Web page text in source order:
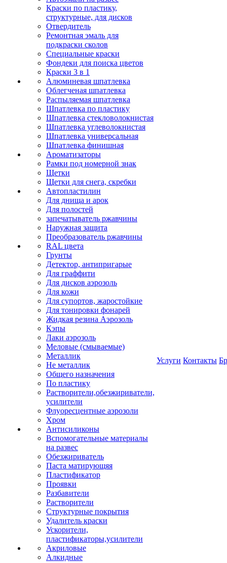
Краски по пластику,
структурные, для дисков
Отвердитель
Ремонтная эмаль для
подкраски сколов
Специальные краски
Фондеки для поиска цветов
Краски 3 в 1
Алюминевая шпатлевка
Облегченая шпатлевка
Распыляемая шпатлевка
Шпатлевка по пластику
Шпатлевка стекловолокнистая
Шпатлевка углеволокнистая
Шпатлевка универсальная
Шпатлевка финишная
Ароматизаторы
Рамки под номерной знак
Щетки
Щетки для снега, скребки
Автопластилин
Для днища и арок
Для полостей
запечатыватель ржавчины
Наружная защита
Преобразователь ржавчины
RAL цвета
Грунты
Детектор, антипригарые
Для граффити
Для дисков аэрозоль
Для кожи
Для супортов, жаростойкие
Для тонировки фонарей
Жидкая резина Аэрозоль
Кэпы
Лаки аэрозоль
Меловые (смываемые)
Металлик
Не металлик
Общего назначения
По пластику
Растворители,обезжириватели,
усилители
Флуоресцентные аэрозоли
Хром
Антисиликоны
Вспомогательные материалы
на развес
Обезжириватель
Паста матирующяя
Пластификатор
Проявки
Разбавители
Растворители
Структурные покрытия
Удалитель краски
Ускорители,
пластификаторы,усилители
Акриловые
Алкидные
Услуги Контакты